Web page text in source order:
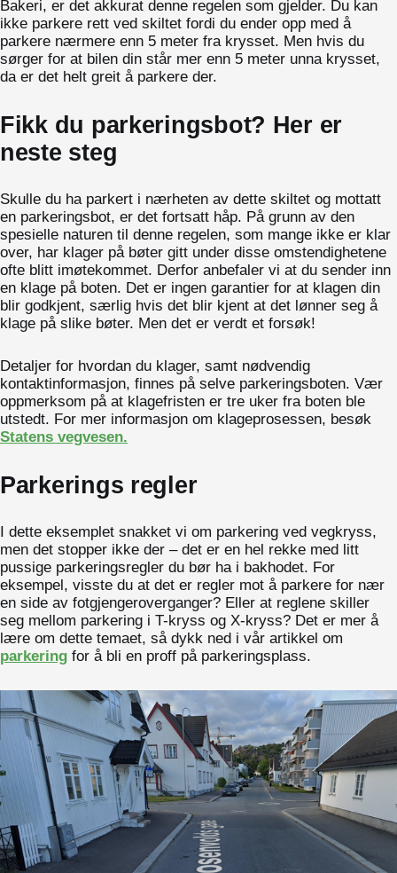
Bakeri, er det akkurat denne regelen som gjelder. Du kan
ikke parkere rett ved skiltet fordi du ender opp med å
parkere nærmere enn 5 meter fra krysset. Men hvis du
sørger for at bilen din står mer enn 5 meter unna krysset,
da er det helt greit å parkere der.
Fikk du parkeringsbot? Her er
neste steg
Skulle du ha parkert i nærheten av dette skiltet og mottatt
en parkeringsbot, er det fortsatt håp. På grunn av den
spesielle naturen til denne regelen, som mange ikke er klar
over, har klager på bøter gitt under disse omstendighetene
ofte blitt imøtekommet. Derfor anbefaler vi at du sender inn
en klage på boten. Det er ingen garantier for at klagen din
blir godkjent, særlig hvis det blir kjent at det lønner seg å
klage på slike bøter. Men det er verdt et forsøk!
Detaljer for hvordan du klager, samt nødvendig
kontaktinformasjon, finnes på selve parkeringsboten. Vær
oppmerksom på at klagefristen er tre uker fra boten ble
utstedt. For mer informasjon om klageprosessen, besøk
Statens vegvesen.
Parkerings regler
I dette eksemplet snakket vi om parkering ved vegkryss,
men det stopper ikke der – det er en hel rekke med litt
pussige parkeringsregler du bør ha i bakhodet. For
eksempel, visste du at det er regler mot å parkere for nær
en side av fotgjengeroverganger? Eller at reglene skiller
seg mellom parkering i T-kryss og X-kryss? Det er mer å
lære om dette temaet, så dykk ned i vår artikkel om
parkering for å bli en proff på parkeringsplass.